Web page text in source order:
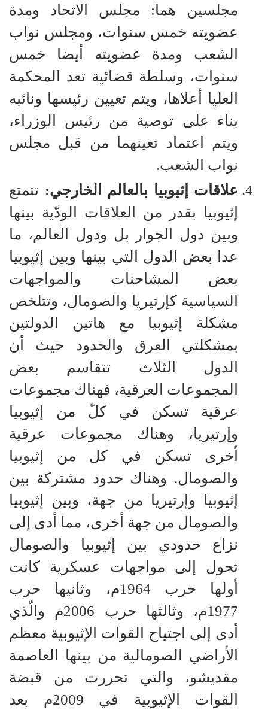
مجلسين هما: مجلس الاتحاد ومدة
عضويته خمس سنوات، ومجلس نواب
الشعب ومدة عضويته أيضا خمس
سنوات، وسلطة قضائية تعد المحكمة
العليا أعلاها، ويتم تعيين رئيسها ونائبه
بناء على توصية من رئيس الوزراء،
ويتم اعتماد تعينهما من قبل مجلس
نواب الشعب.
علاقات إثيوبيا بالعالم الخارجي: تتمتع
إثيوبيا بقدر من العلاقات الودّية بينها
وبين دول الجوار بل ودول العالم، ما
عدا بعض الدول التي بينها وبين إثيوبيا
بعض المشاحنات والمواجهات
السياسية كإرتيريا والصومال، وتتلخص
مشكلة إثيوبيا مع هاتين الدولتين
بمشكلتي العرق والحدود حيث أن
الدول الثلاث تتقاسم بعض
المجموعات العرقية، فهناك مجموعات
عرقية تسكن في كلّ من إثيوبيا
وإرتيريا، وهناك مجموعات عرقية
أخرى تسكن في كل من إثيوبيا
والصومال. وهناك حدود مشتركة بين
إثيوبيا وإرتيريا من جهة، وبين إثيوبيا
والصومال من جهة أخرى، مما أدى إلى
نزاع حدودي بين إثيوبيا والصومال
تحول إلى مواجهات عسكرية كانت
أولها حرب 1964م، وثانيها حرب
1977م، وثالثها حرب 2006م والّذي
أدى إلى اجتياح القوات الإثيوبية معظم
الأراضي الصومالية من بينها العاصمة
مقديشو، والتي تحررت من قبضة
القوات الإثيوبية في 2009م بعد